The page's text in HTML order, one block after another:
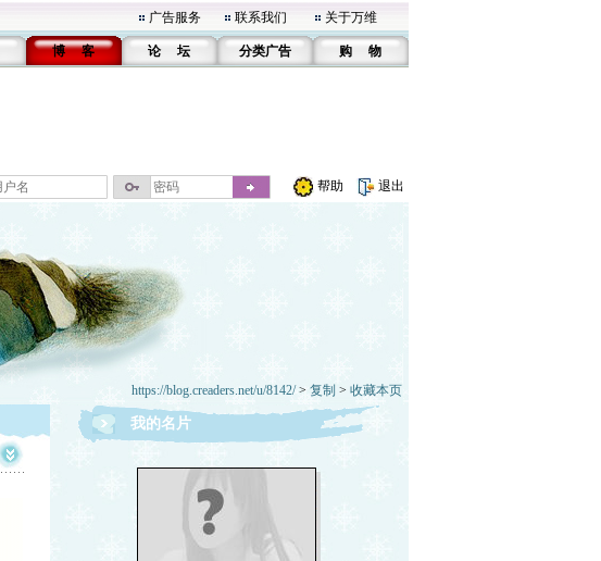
广告服务 联系我们 关于万维
博 客 论 坛 分类广告 购 物
帮助 退出
https://blog.creaders.net/u/8142/> 复制 > 收藏本页
我的名片